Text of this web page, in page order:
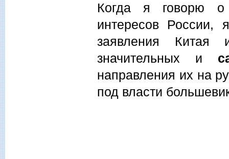
Когда я говорю о
интересов России,
заявления
значительных и
направления их на
под власти